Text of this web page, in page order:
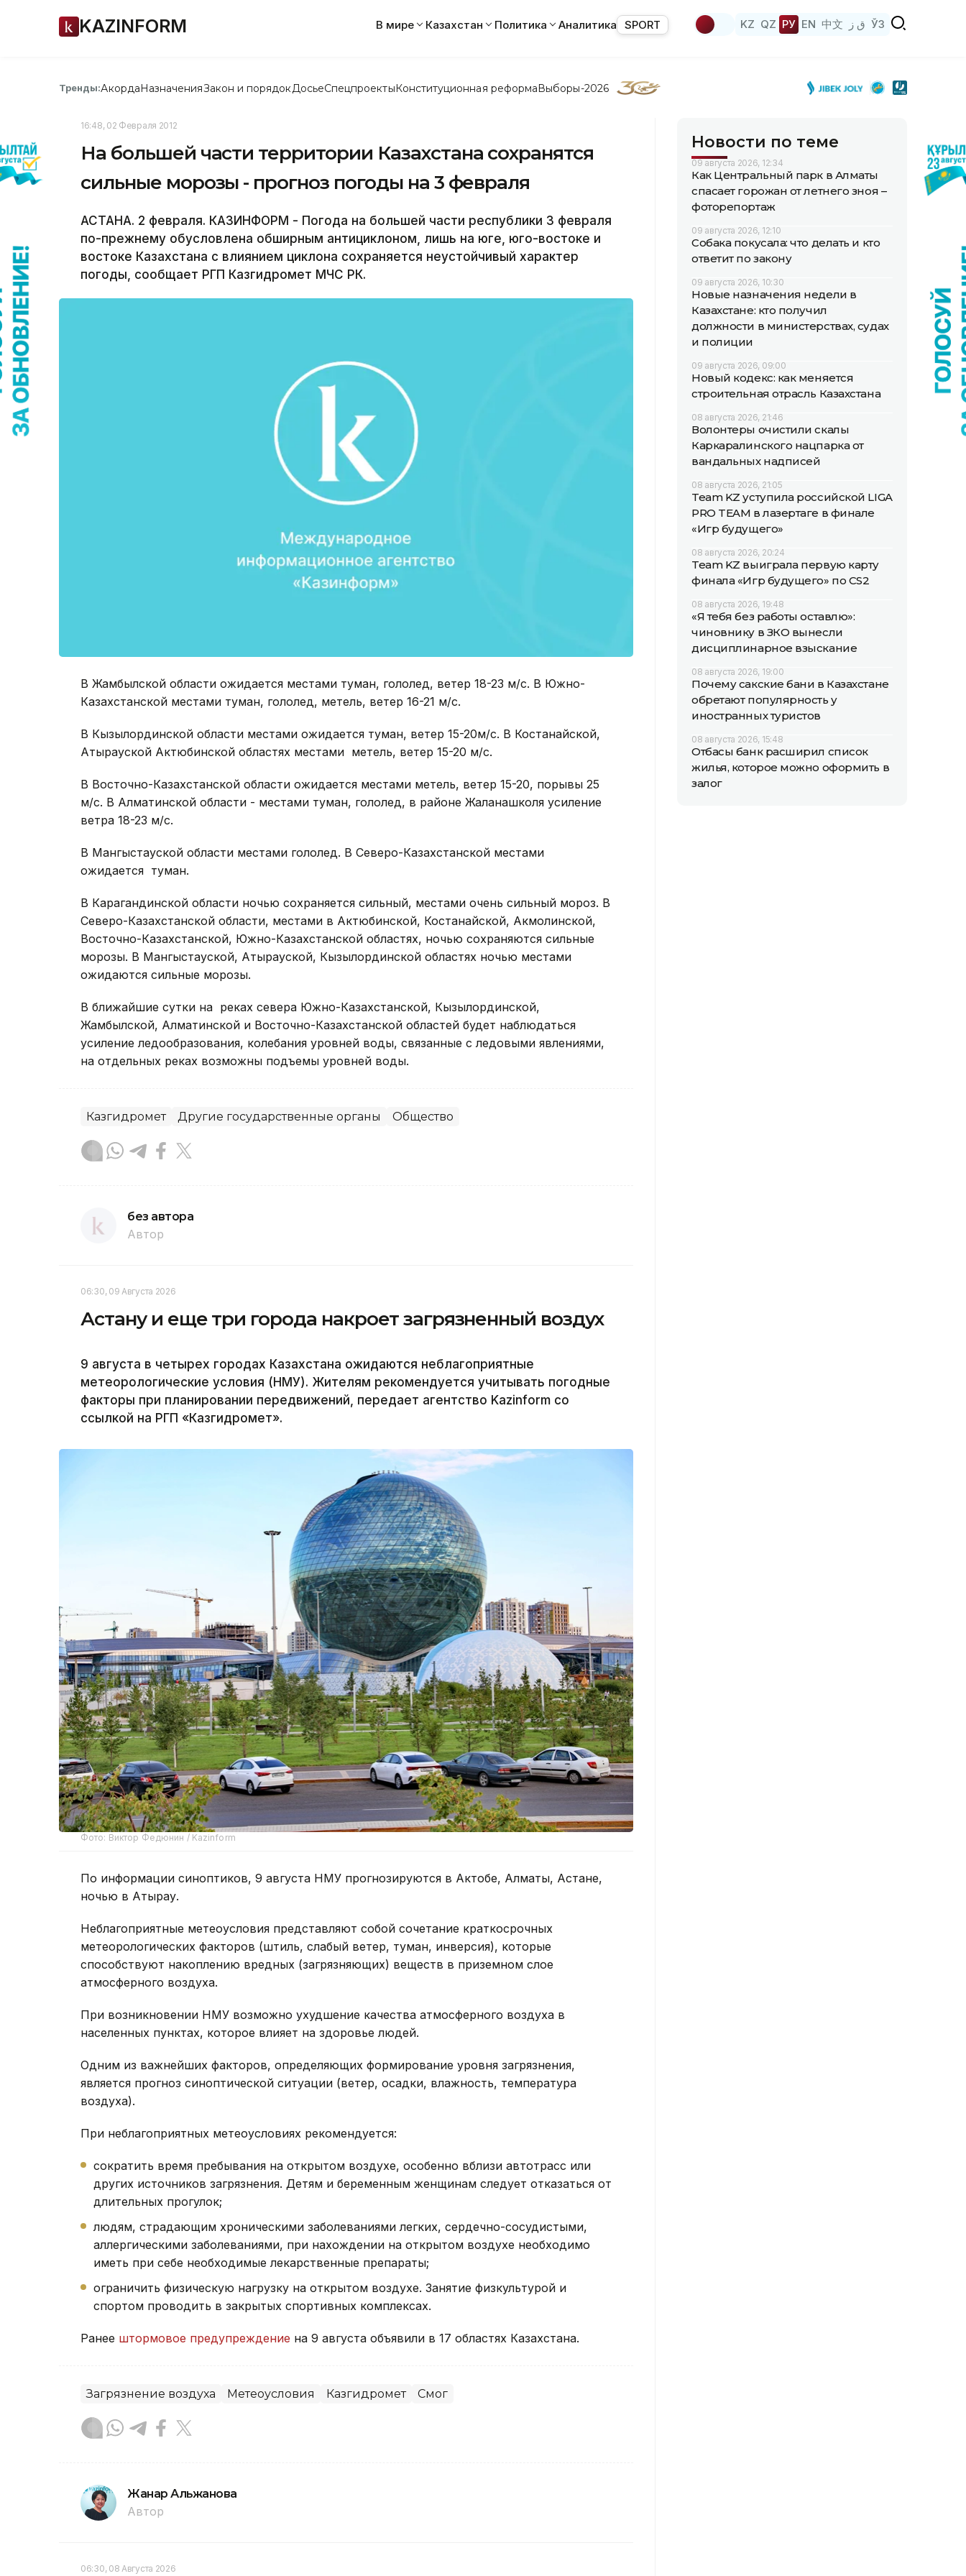
KAZINFORM В мире Казахстан Политика Аналитика SPORT KZ QZ РУ EN 中文 ق ز ЎЗ
Тренды:АкордаНазначенияЗакон и порядок ДосьеСпецпроектыКонституционная реформаВыборы-2026
16:48, 02 Февраля 2012
На большей части территории Казахстана сохранятся
сильные морозы - прогноз погоды на 3 февраля
АСТАНА. 2 февраля. КАЗИНФОРМ - Погода на большей части республики 3 февраля
по-прежнему обусловлена обширным антициклоном, лишь на юге, юго-востоке и
востоке Казахстана с влиянием циклона сохраняется неустойчивый характер
погоды, сообщает РГП Казгидромет МЧС РК.
В Жамбылской области ожидается местами туман, гололед, ветер 18-23 м/с. В Южно-
Казахстанской местами туман, гололед, метель, ветер 16-21 м/с.
В Кызылординской области местами ожидается туман, ветер 15-20м/с. В Костанайской,
Атырауской Актюбинской областях местами метель, ветер 15-20 м/с.
В Восточно-Казахстанской области ожидается местами метель, ветер 15-20, порывы 25
м/с. В Алматинской области - местами туман, гололед, в районе Жаланашколя усиление
ветра 18-23 м/с.
В Мангыстауской области местами гололед. В Северо-Казахстанской местами
ожидается туман.
В Карагандинской области ночью сохраняется сильный, местами очень сильный мороз. В
Северо-Казахстанской области, местами в Актюбинской, Костанайской, Акмолинской,
Восточно-Казахстанской, Южно-Казахстанской областях, ночью сохраняются сильные
морозы. В Мангыстауской, Атырауской, Кызылординской областях ночью местами
ожидаются сильные морозы.
В ближайшие сутки на реках севера Южно-Казахстанской, Кызылординской,
Жамбылской, Алматинской и Восточно-Казахстанской областей будет наблюдаться
усиление ледообразования, колебания уровней воды, связанные с ледовыми явлениями,
на отдельных реках возможны подъемы уровней воды.
Казгидромет Другие государственные органы Общество
без автора
Автор
06:30, 09 Августа 2026
Астану и еще три города накроет загрязненный воздух
9 августа в четырех городах Казахстана ожидаются неблагоприятные
метеорологические условия (НМУ). Жителям рекомендуется учитывать погодные
факторы при планировании передвижений, передает агентство Kazinform со
ссылкой на РГП «Казгидромет».
Фото: Виктор Федюнин / Kazinform
По информации синоптиков, 9 августа НМУ прогнозируются в Актобе, Алматы, Астане,
ночью в Атырау.
Неблагоприятные метеоусловия представляют собой сочетание краткосрочных
метеорологических факторов (штиль, слабый ветер, туман, инверсия), которые
способствуют накоплению вредных (загрязняющих) веществ в приземном слое
атмосферного воздуха.
При возникновении НМУ возможно ухудшение качества атмосферного воздуха в
населенных пунктах, которое влияет на здоровье людей.
Одним из важнейших факторов, определяющих формирование уровня загрязнения,
является прогноз синоптической ситуации (ветер, осадки, влажность, температура
воздуха).
При неблагоприятных метеоусловиях рекомендуется:
сократить время пребывания на открытом воздухе, особенно вблизи автотрасс или
других источников загрязнения. Детям и беременным женщинам следует отказаться от
длительных прогулок;
людям, страдающим хроническими заболеваниями легких, сердечно-сосудистыми,
аллергическими заболеваниями, при нахождении на открытом воздухе необходимо
иметь при себе необходимые лекарственные препараты;
ограничить физическую нагрузку на открытом воздухе. Занятие физкультурой и
спортом проводить в закрытых спортивных комплексах.
Ранее штормовое предупреждение на 9 августа объявили в 17 областях Казахстана.
Загрязнение воздуха Метеоусловия Казгидромет Смог
Жанар Альжанова
Автор
06:30, 08 Августа 2026
Новости по теме
09 августа 2026, 12:34
Как Центральный парк в Алматы
спасает горожан от летнего зноя –
фоторепортаж
09 августа 2026, 12:10
Собака покусала: что делать и кто
ответит по закону
09 августа 2026, 10:30
Новые назначения недели в
Казахстане: кто получил
должности в министерствах, судах
и полиции
09 августа 2026, 09:00
Новый кодекс: как меняется
строительная отрасль Казахстана
08 августа 2026, 21:46
Волонтеры очистили скалы
Каркаралинского нацпарка от
вандальных надписей
08 августа 2026, 21:05
Team KZ уступила российской LIGA
PRO TEAM в лазертаге в финале
«Игр будущего»
08 августа 2026, 20:24
Team KZ выиграла первую карту
финала «Игр будущего» по CS2
08 августа 2026, 19:48
«Я тебя без работы оставлю»:
чиновнику в ЗКО вынесли
дисциплинарное взыскание
08 августа 2026, 19:00
Почему сакские бани в Казахстане
обретают популярность у
иностранных туристов
08 августа 2026, 15:48
Отбасы банк расширил список
жилья, которое можно оформить в
залог